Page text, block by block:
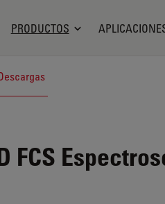
Logo
PRODUCTOS
FCS